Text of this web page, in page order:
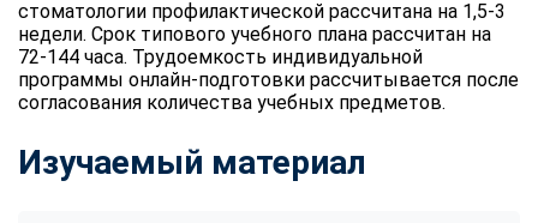
стоматологии профилактической рассчитана на 1,5-3
недели. Срок типового учебного плана рассчитан на
72-144 часа. Трудоемкость индивидуальной
программы онлайн-подготовки рассчитывается после
согласования количества учебных предметов.
Изучаемый материал